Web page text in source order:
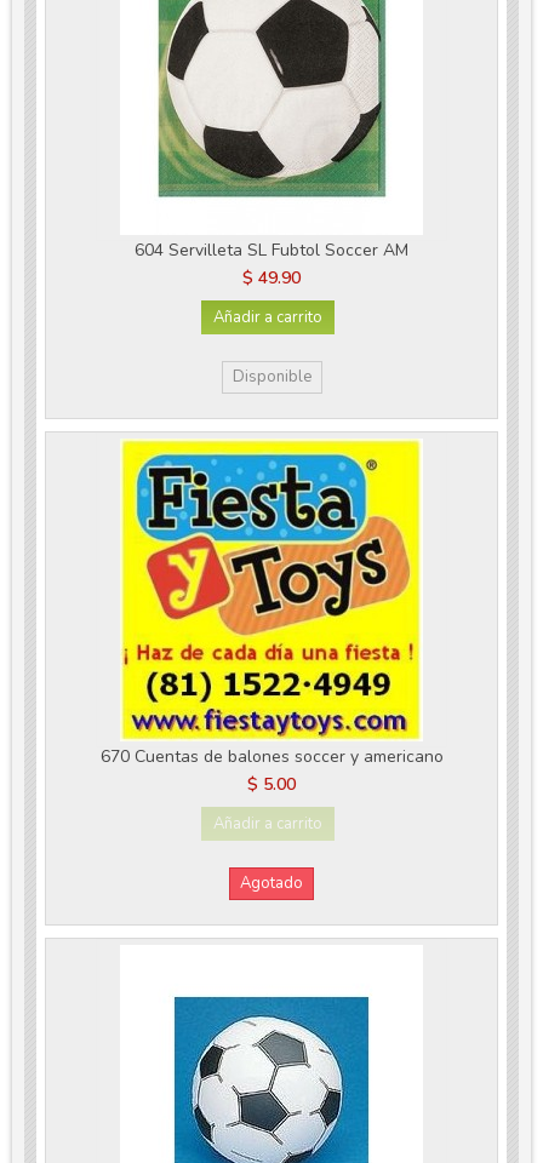
604 Servilleta SL Fubtol Soccer AM
$ 49.90
Añadir a carrito
Disponible
670 Cuentas de balones soccer y americano
$ 5.00
Añadir a carrito
Agotado